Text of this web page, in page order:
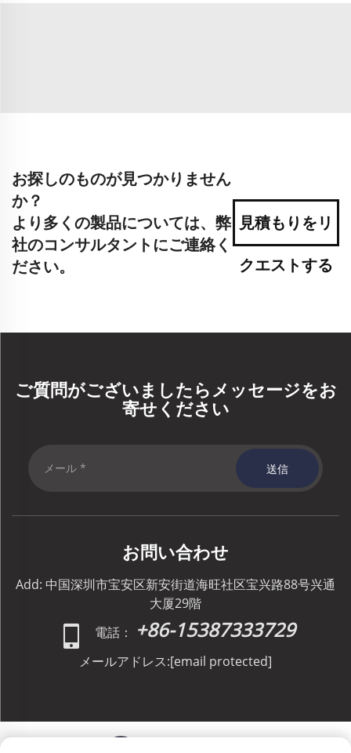
お探しのものが見つかりません
か？
より多くの製品については、弊
社のコンサルタントにご連絡く
ださい。
見積もりをリ
クエストする
ご質問がございましたらメッセージをお
寄せください
送信
お問い合わせ
Add: 中国深圳市宝安区新安街道海旺社区宝兴路88号兴通
大厦29階
電話：
+86-15387333729
メールアドレス:[email protected]